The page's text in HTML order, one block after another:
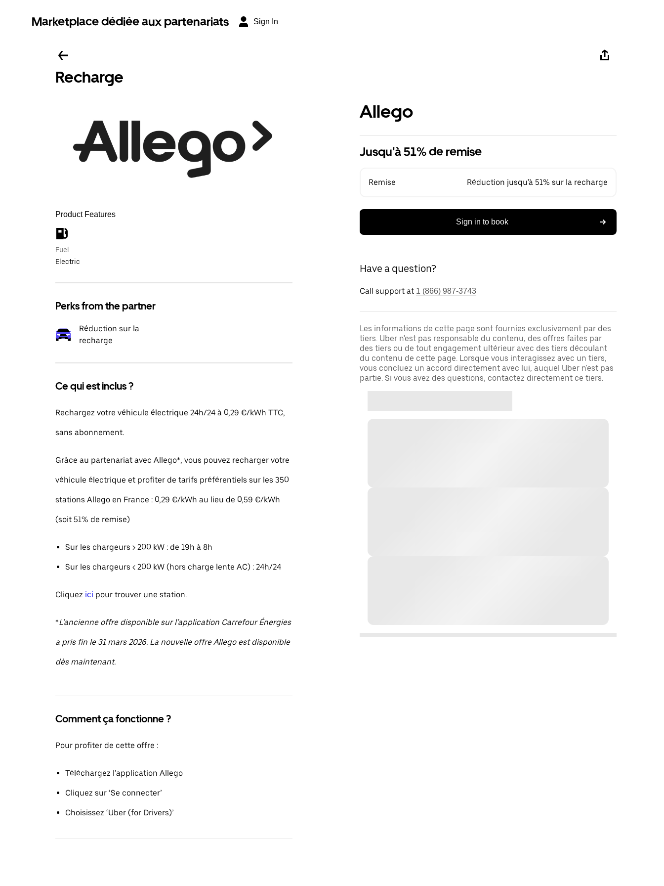
Marketplace dédiée aux partenariats Sign In
Recharge
Product Features
Fuel
Electric
Perks from the partner
Réduction sur la
recharge
Ce qui est inclus ?
Rechargez votre véhicule électrique 24h/24 à 0,29 €/kWh TTC,
sans abonnement.
Grâce au partenariat avec Allego*, vous pouvez recharger votre
véhicule électrique et profiter de tarifs préférentiels sur les 350
stations Allego en France : 0,29 €/kWh au lieu de 0,59 €/kWh
(soit 51% de remise)
Sur les chargeurs > 200 kW : de 19h à 8h
Sur les chargeurs < 200 kW (hors charge lente AC) : 24h/24
Cliquez ici pour trouver une station.
*L’ancienne offre disponible sur l’application Carrefour Énergies
a pris fin le 31 mars 2026. La nouvelle offre Allego est disponible
dès maintenant.
Comment ça fonctionne ?
Pour profiter de cette offre :
Téléchargez l’application Allego
Cliquez sur ‘Se connecter’
Choisissez ‘Uber (for Drivers)’
Allego
Jusqu'à 51% de remise
Remise Réduction jusqu'à 51% sur la recharge
Sign in to book
Have a question?
Call support at 1 (866) 987-3743
Les informations de cette page sont fournies exclusivement par des
tiers. Uber n'est pas responsable du contenu, des offres faites par
des tiers ou de tout engagement ultérieur avec des tiers découlant
du contenu de cette page. Lorsque vous interagissez avec un tiers,
vous concluez un accord directement avec lui, auquel Uber n'est pas
partie. Si vous avez des questions, contactez directement ce tiers.